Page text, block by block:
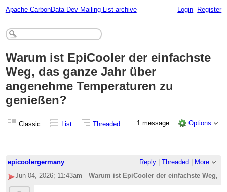
Apache CarbonData Dev Mailing List archive Login Register
Warum ist EpiCooler der einfachste
Weg, das ganze Jahr über
angenehme Temperaturen zu
genießen?
Classic List Threaded 1 message Options
epicoolergermany Reply| Threaded
More
Jun 04, 2026; 11:43am
Warum ist EpiCooler der einfachste Weg,